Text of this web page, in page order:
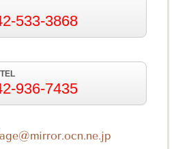
TEL
533-3868
店 TEL
936-7435